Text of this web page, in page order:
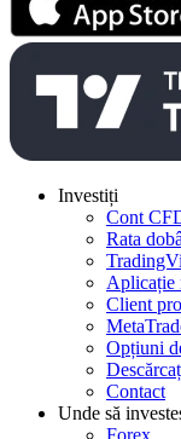
Investiți
Cont
Rata
Aplicație
Client
Opțiuni
Contact
Unde să